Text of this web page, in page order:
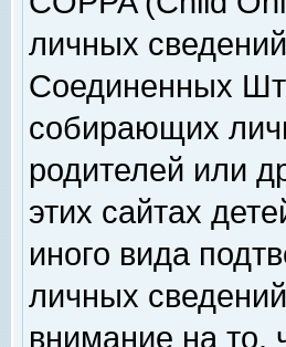
личных
Соединенных
собирающих
родителей или
этих сайтах
иного вида
личных
внимание на то,